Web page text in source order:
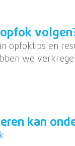
opfoktips en
we
kan